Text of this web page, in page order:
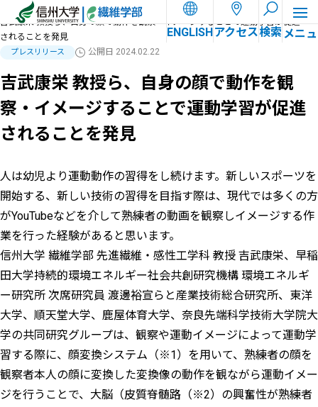
ホーム
お知らせ
吉武康栄 教授ら、自身の顔で動作を観察・イメージすることで運動学習が促進
されることを発見
プレスリリース 公開日 2024.02.22
吉武康栄 教授ら、自身の顔で動作を観
察・イメージすることで運動学習が促進
されることを発見
人は幼児より運動動作の習得をし続けます。新しいスポーツを
開始する、新しい技術の習得を目指す際は、現代では多くの方
がYouTubeなどを介して熟練者の動画を観察しイメージする作
業を行った経験があると思います。
信州大学 繊維学部 先進繊維・感性工学科 教授 吉武康栄、早稲
田大学持続的環境エネルギー社会共創研究機構 環境エネルギ
ー研究所 次席研究員 渡邊裕宣らと産業技術総合研究所、東洋
大学、順天堂大学、鹿屋体育大学、奈良先端科学技術大学院大
学の共同研究グループは、観察や運動イメージによって運動学
習する際に、顔変換システム（※1）を用いて、熟練者の顔を
観察者本人の顔に変換した変換像の動作を観ながら運動イメー
ジを行うことで、大脳（皮質脊髄路（※2）の興奮性が熟練者
ENGLISHアクセス検索